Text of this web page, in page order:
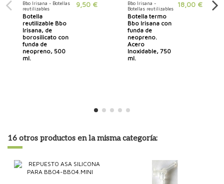
Bbo Irisana - Botellas
reutilizables
Botella
reutilizable Bbo
Irisana, de
borosilicato con
funda de
neopreno, 500
ml.
9,50 €
Bbo Irisana -
Botellas reutilizables
Botella termo
Bbo Irisana con
funda de
neopreno.
Acero
Inoxidable, 750
ml.
18,00 €
16 otros productos en la misma categoría: